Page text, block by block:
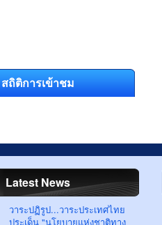
สถิติการเข้าชม
Latest News
วาระปฏิรูป...วาระประเทศไทย
ประเด็น "นโยบายแห่งชาติทาง